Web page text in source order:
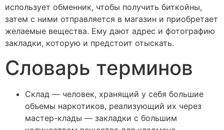
использует обменник, чтобы получить биткойны,
затем с ними отправляется в магазин и приобретает
желаемые вещества. Ему дают адрес и фотографию
закладки, которую и предстоит отыскать.
Словарь терминов
Склад — человек, хранящий у себя большие
объемы наркотиков, реализующий их через
мастер-клады — закладки с большим